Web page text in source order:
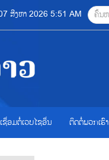
ສີງຫາ 2026 5:51 AM
ເຊື່ອມຕໍ່ເວບໄຊອ່ືນ ຕິດຕໍ່ພວກເຮົາ